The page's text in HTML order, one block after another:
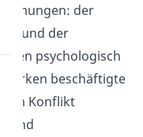
der
und der
psychologisch
Werken beschäftigte
Konflikt
und